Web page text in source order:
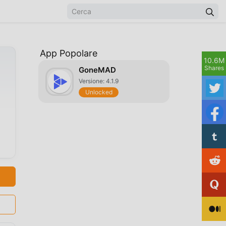
App Popolare
GoneMAD
Versione: 4.1.9
Unlocked
10.6M
Shares